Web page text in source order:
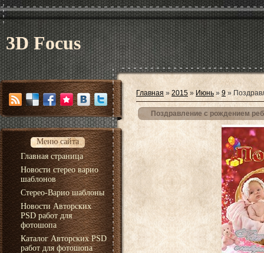
3D Focus
Меню сайта
Главная страница
Новости стерео варио
шаблонов
Стерео-Варио шаблоны
Новости Авторских
PSD работ для
фотошопа
Каталог Авторских PSD
работ для фотошопа
Главная » 2015 » Июнь » 9 »
Поздравление с рождением